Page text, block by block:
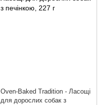
Oven-Baked Tradition - Ласощі
для дорослих собак з